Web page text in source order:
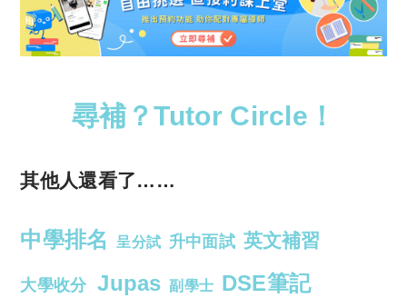
尋補？Tutor Circle！
其他人還看了……
中學排名 呈分試 升中面試 英文補習
大學收分 Jupas 副學士 DSE筆記